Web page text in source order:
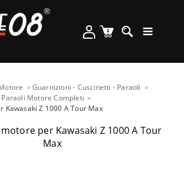
Guarnizioni - Cuscinetti - Paraoli
Paraoli Motore Completi
Kawasaki Z 1000 A Tour Max